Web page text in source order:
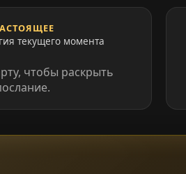
текущего момента
чтобы раскрыть